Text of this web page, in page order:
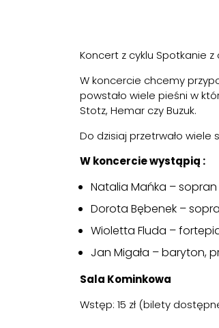
Koncert z cyklu Spotkanie z
W koncercie chcemy
powstało wiele pieśni w
Stotz, Hemar czy Buzuk.
Do dzisiaj przetrwało wiele
W koncercie wystąpią :
Natalia Mańka – sopran
Dorota Bębenek –
Wioletta Fluda –
Jan Migała – baryton,
Sala Kominkowa
Wstęp: 15 zł (bilety